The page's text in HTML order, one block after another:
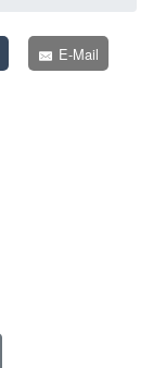
E-Mail